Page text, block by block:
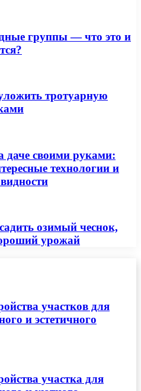
группы — что это и
тротуарную
даче своими руками:
технологии и
озимый чеснок,
урожай
участков для
и эстетичного
участка для